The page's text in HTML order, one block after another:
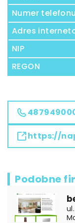
Numer telefonu
Adres
NIP
REGON
https://
Podobne